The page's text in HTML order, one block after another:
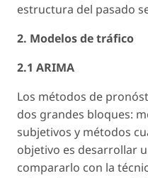
estructura del pasado
2. Modelos de tráfico
2.1 ARIMA
Los métodos de
dos grandes bloques:
subjetivos y métodos
objetivo es desarrollar
compararlo con la